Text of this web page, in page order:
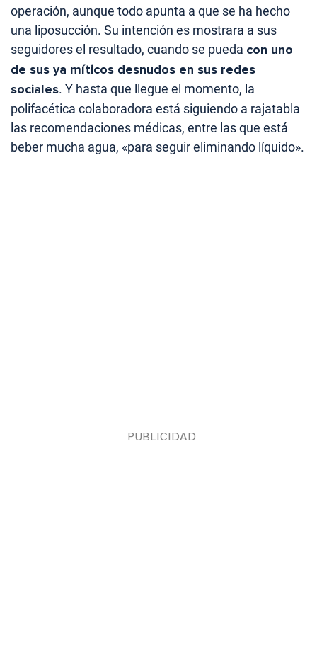
operación, aunque todo apunta a que se ha hecho
una liposucción. Su intención es mostrara a sus
seguidores el resultado, cuando se pueda con uno
de sus ya míticos desnudos en sus redes
sociales. Y hasta que llegue el momento, la
polifacética colaboradora está siguiendo a rajatabla
las recomendaciones médicas, entre las que está
beber mucha agua, «para seguir eliminando líquido».